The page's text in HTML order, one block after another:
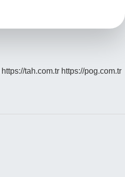
https://tah.com.tr https://pog.com.tr